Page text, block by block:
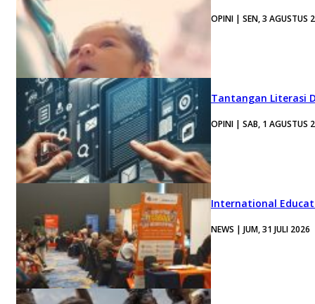
OPINI | SEN, 3 AGUSTUS
Tantangan Literasi
OPINI | SAB, 1 AGUSTUS
International
NEWS | JUM, 31 JULI 2026